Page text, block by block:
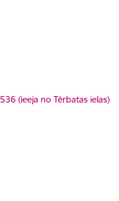
(ieeja no Tērbatas ielas)